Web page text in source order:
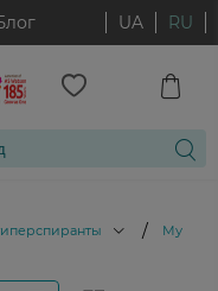
UA RU
/